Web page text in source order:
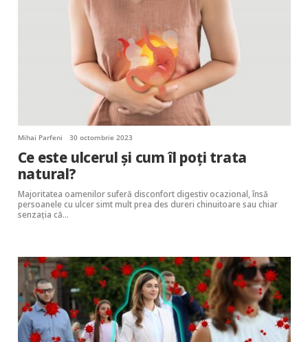
Mihai Parfeni 30 octombrie 2023
Ce este ulcerul și cum îl poți trata
natural?
Majoritatea oamenilor suferă disconfort digestiv ocazional, însă
persoanele cu ulcer simt mult prea des dureri chinuitoare sau chiar
senzația că…